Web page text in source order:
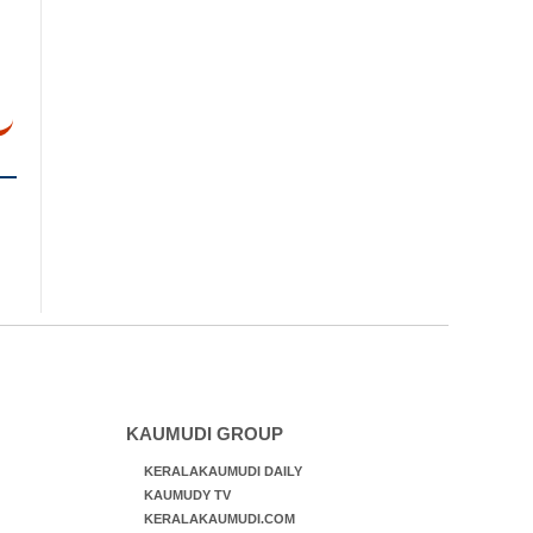
KAUMUDI GROUP
KERALAKAUMUDI DAILY
KAUMUDY TV
KERALAKAUMUDI.COM